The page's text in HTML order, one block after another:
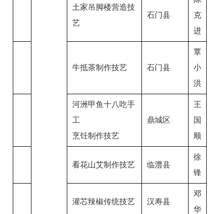
土家吊脚楼营造技
艺
石门县
克
进
牛抵茶制作技艺 石门县
覃
小
洪
河洲甲鱼十八吃手
工
烹饪制作技艺
鼎城区
王
国
顺
看花山艾制作技艺 临澧县
徐
锋
灌芯辣椒传统技艺 汉寿县
邓
华